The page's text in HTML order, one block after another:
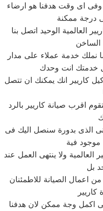
وفى اى وقت هدفنا هو ارضاء
درجة ممكنة
العالمية الوحيد اتصل بنا
نملك خدمة عملاء على مدار
خدمتك انت وحدك
كاريير انك يمكنك ان تتصل
اقرب صيانة كاريير بالرد
الذى بدورة سنصل اليك فى
فية
ولا ينتهى العمل عند
بل
من اعمال الصيانة للاطمئنان
اكمل وجة ممكن لان هدفنا